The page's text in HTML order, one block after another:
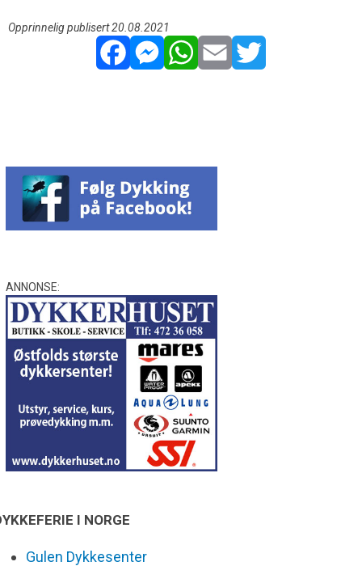
Opprinnelig publisert 20.08.2021
ANNONSE:
I NORGE
Gulen Dykkesenter